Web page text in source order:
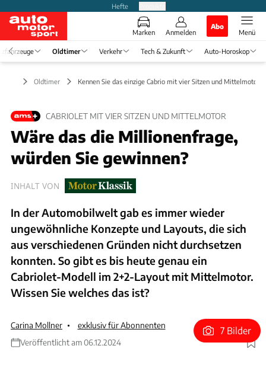
Hefte
Marken Anmelden
Abo
Menü
Oldtimer Verkehr Tech & Zukunft Auto-Horoskop
Oldtimer Kennen Sie das einzige Cabrio mit vier Sitzen und Mittelmotor?
CABRIOLET MIT VIER SITZEN UND MITTELMOTOR
Wäre das die Millionenfrage,
würden Sie gewinnen?
INHALT VON
In der Automobilwelt gab es immer wieder
ungewöhnliche Konzepte und Layouts, die sich
aus verschiedenen Gründen nicht durchsetzen
konnten. So gibt es bis heute genau ein
Cabriolet-Modell im 2+2-Layout mit Mittelmotor.
Wissen Sie welches das ist?
Carina Mollner
exklusiv für Abonnenten
Veröffentlicht am 06.12.2024
Foto: Patrick Lang/Ferrari/Pixabay
7 Bilder